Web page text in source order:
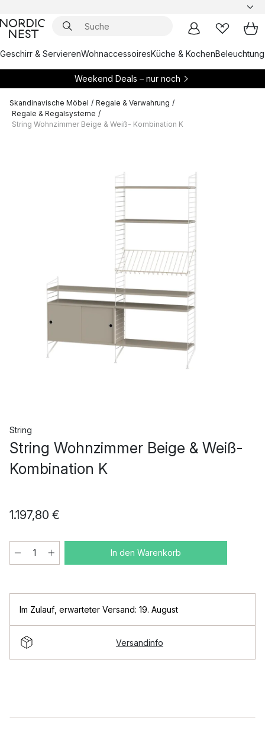
Geschirr & ServierenWohnaccessoiresKüche & KochenBeleuchtung
Weekend Deals – nur noch
Skandinavische Möbel / Regale & Verwahrung /
Regale & Regalsysteme /
String Wohnzimmer Beige & Weiß- Kombination K
String
String Wohnzimmer Beige & Weiß-
Kombination K
1.197,80 €
In den Warenkorb
Im Zulauf erwarteter Versand: 19. August
Versandinfo